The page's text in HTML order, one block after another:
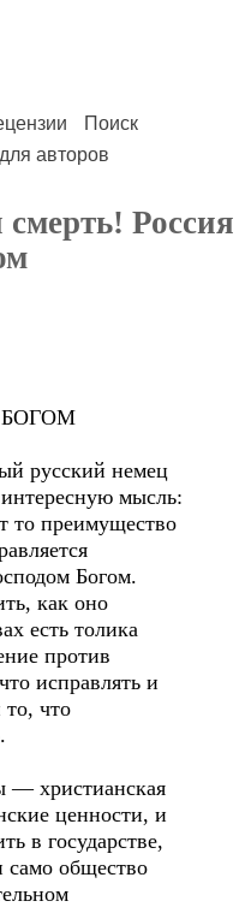
Поиск
авторов
Россия
русский немец
мысль:
то преимущество
Богом.
как оно
есть толика
против
исправлять и
то, что
— христианская
ценности, и
в государстве,
само общество